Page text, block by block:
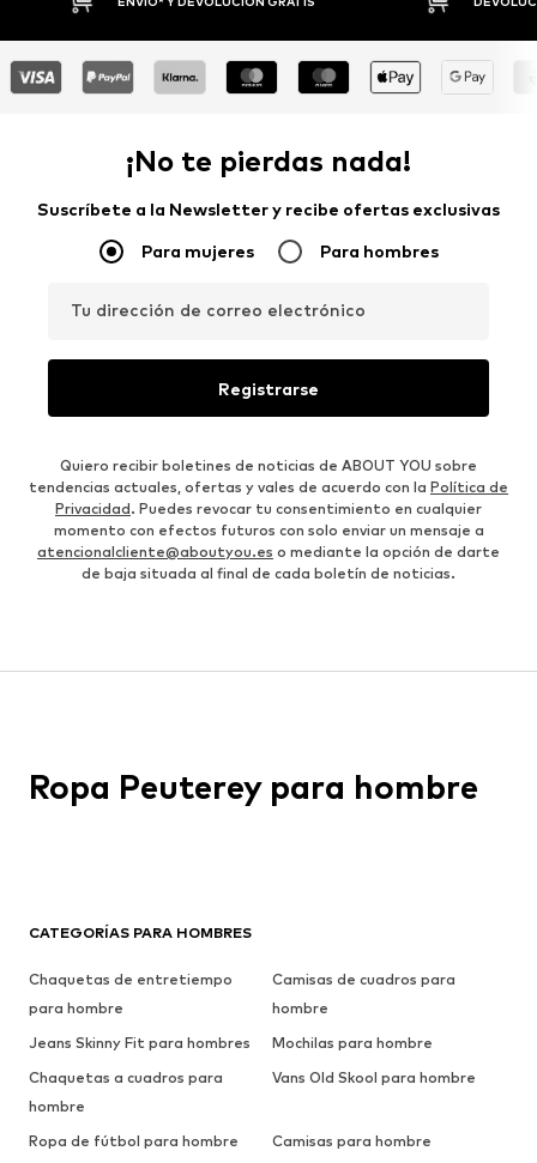
¡No te pierdas nada!
Suscríbete a la Newsletter y recibe ofertas exclusivas
Para mujeres Para hombres
Tu dirección de correo electrónico
Registrarse
Quiero recibir boletines de noticias de ABOUT YOU sobre
tendencias actuales, ofertas y vales de acuerdo con la Política de
Privacidad. Puedes revocar tu consentimiento en cualquier
momento con efectos futuros con solo enviar un mensaje a
atencionalcliente@aboutyou.es o mediante la opción de darte
de baja situada al final de cada boletín de noticias.
CATEGORÍAS PARA HOMBRES
Chaquetas de entretiempo
para hombre
Camisas de cuadros para
hombre
Jeans Skinny Fit para hombres
Mochilas para hombre
Chaquetas a cuadros para
hombre
Vans Old Skool para hombre
Ropa de fútbol para hombre
Camisas para hombre
Ropa Peuterey para hombre